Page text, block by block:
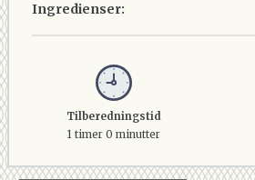
Ingredienser:
Tilberedningstid
1 timer 0 minutter